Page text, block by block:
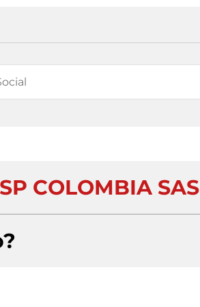
COLOMBIA SAS